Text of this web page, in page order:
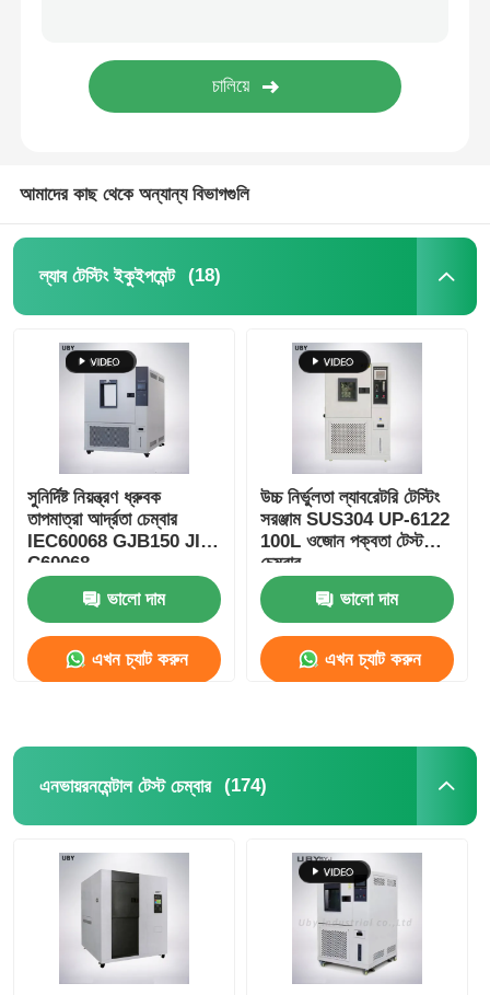
ইমপ্যাক্ট টেস্টিং মেশিন
রাবার পরীক্ষার সরঞ্জাম
পাদুকা পরীক্ষার সরঞ্জাম
প্যাকেজিং পরীক্ষা সরঞ্জাম
আঠালো পরীক্ষার সরঞ্জাম
ফ্যাব্রিক টেস্টিং মেশিন
তাপমাত্রা এবং আর্দ্রতা নিয়ন্ত্রক
কঠোরতা পরীক্ষক
আমাদের কাছ থেকে অন্যান্য বিভাগগুলি
ল্যাব টেস্টিং ইকুইপমেন্ট (18)
সুনির্দিষ্ট নিয়ন্ত্রণ ধ্রুবক
তাপমাত্রা আর্দ্রতা চেম্বার
IEC60068 GJB150 JIS
C60068
ভালো দাম
এখন চ্যাট করুন
উচ্চ নির্ভুলতা ল্যাবরেটরি টেস্টিং
সরঞ্জাম SUS304 UP-6122
100L ওজোন পক্বতা টেস্ট
চেম্বার
ভালো দাম
এখন চ্যাট করুন
এনভায়রনমেন্টাল টেস্ট চেম্বার (174)